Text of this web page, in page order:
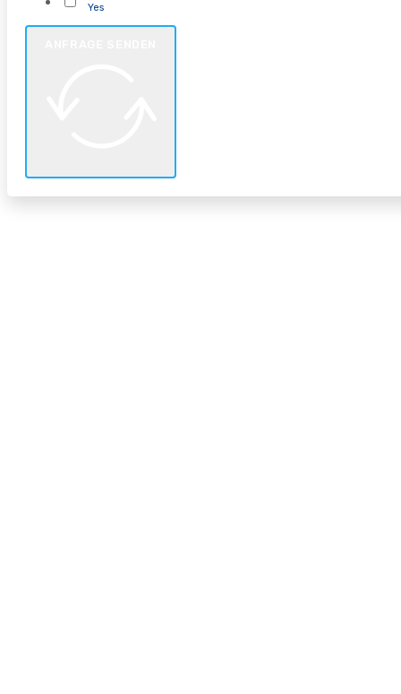
Yes